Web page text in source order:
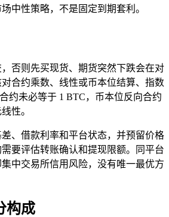
中性策略，不是固定到期套利。
否则先买现货、期货突然下跌会在对
合约乘数、线性或币本位结算、指数
约未必等于 1 BTC，币本位反向合约
性。
、借款利率和平台状态，并预留价格
要评估转账确认和提现限额。同平台
中交易所信用风险，没有唯一最优方
构成